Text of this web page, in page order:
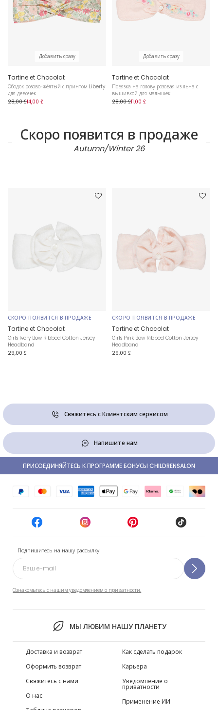
Добавить сразу
Tartine et Chocolat
Ободок розово-жёлтый с принтом Liberty
для девочек
28,00 £14,00 £
Добавить сразу
Tartine et Chocolat
Повязка на голову розовая из льна с
вышивкой для малышек
28,00 £11,00 £
Скоро появится в продаже
Autumn/Winter 26
СКОРО ПОЯВИТСЯ В ПРОДАЖЕ
Tartine et Chocolat
Girls Ivory Bow Ribbed Cotton Jersey
Headband
29,00 £
СКОРО ПОЯВИТСЯ В ПРОДАЖЕ
Tartine et Chocolat
Girls Pink Bow Ribbed Cotton Jersey
Headband
29,00 £
Свяжитесь с Клиентским сервисом
Напишите нам
Подпишитесь на нашу рассылку
Ознакомьтесь с нашим уведомлением о приватности.
МЫ ЛЮБИМ НАШУ ПЛАНЕТУ
ПРИСОЕДИНЯЙТЕСЬ К ПРОГРАММЕ БОНУСЫ CHILDRENSALON
Доставка и возврат
Оформить возврат
Свяжитесь с нами
О нас
Как сделать подарок
Карьера
Уведомление о
приватности
Применение ИИ